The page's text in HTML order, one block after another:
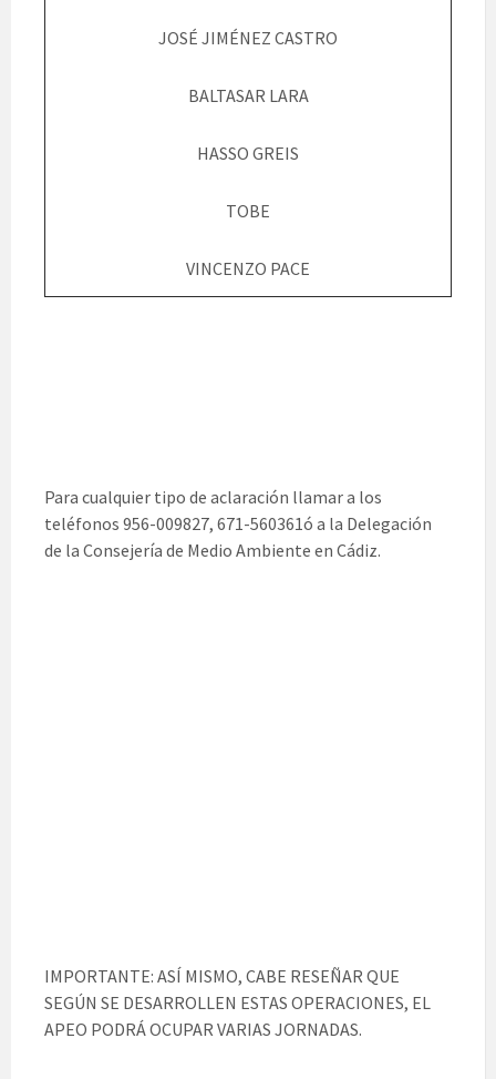
JOSÉ JIMÉNEZ CASTRO
BALTASAR LARA
HASSO GREIS
TOBE
VINCENZO PACE
Para cualquier tipo de aclaración llamar a los
teléfonos 956-009827, 671-560361ó a la Delegación
de la Consejería de Medio Ambiente en Cádiz.
IMPORTANTE: ASÍ MISMO, CABE RESEÑAR QUE
SEGÚN SE DESARROLLEN ESTAS OPERACIONES, EL
APEO PODRÁ OCUPAR VARIAS JORNADAS.